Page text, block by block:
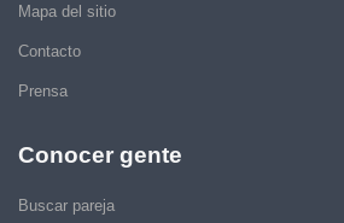
Mapa del sitio
Contacto
Prensa
Conocer gente
Buscar pareja